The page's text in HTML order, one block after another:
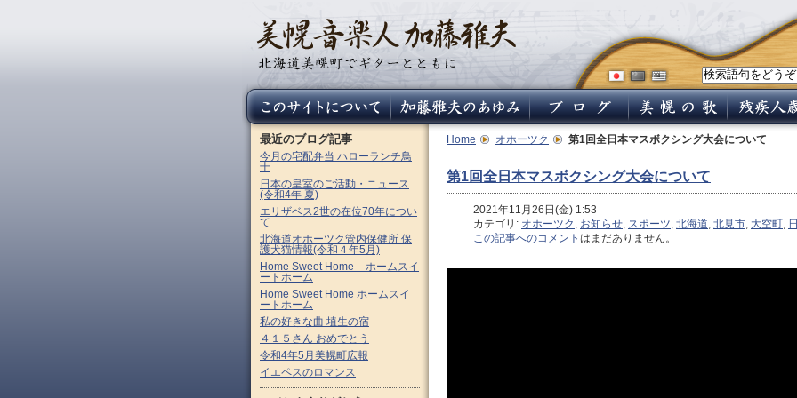
Home オホーツク 第1回全日本マスボクシング大会について
第1回全日本マスボクシング大会について
2021年11月26日(金) 1:53
カテゴリ: オホーツク , お知らせ, スポーツ, 北海道, 北見市, 大空町,
この記事へのコメント はまだありません。
最近のブログ記事
今月の宅配弁当 ハローランチ鳥
十
日本の皇室のご活動・ニュース
(令和4年 夏)
エリザベス2世の在位70年につい
て
北海道オホーツク管内保健所 保
護犬猫情報(令和４年5月)
Home Sweet Home – ホームスイ
ートホーム
Home Sweet Home ホームスイ
ートホーム
私の好きな曲 埴生の宿
４１５さん おめでとう
令和4年5月美幌町広報
イエペスのロマンス